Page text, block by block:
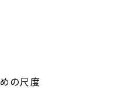
の尺度